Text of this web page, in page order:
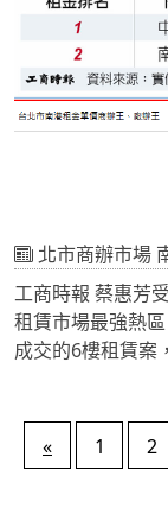
北市商辦市場
工商時報 蔡惠芳
租賃市場最強熱
成交的6樓租賃案
是第二季就成交
坪A辦新供給釋
« 1 2